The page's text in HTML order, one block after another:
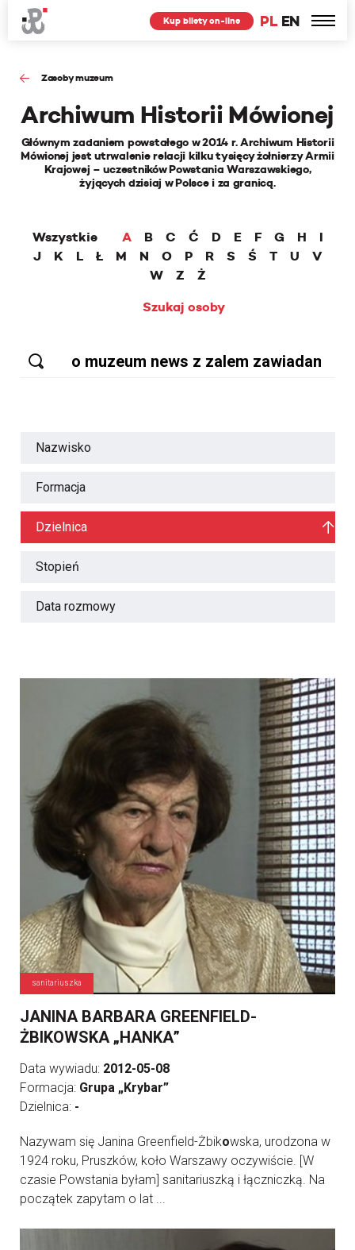
PL EN
Kup bilety on-line
Zasoby muzeum
Archiwum Historii Mówionej
Głównym zadaniem powstałego w 2014 r. Archiwum Historii
Mówionej jest utrwalenie relacji kilku tysięcy żołnierzy Armii
Krajowej – uczestników Powstania Warszawskiego,
żyjących dzisiaj w Polsce i za granicą.
Wszystkie A B C Ć D E F G H
I
J
K L Ł M N O P R S Ś T U
V
W
Z
Ż
Szukaj osoby
Nazwisko
Formacja
Dzielnica
Stopień
Data rozmowy
sanitariuszka
JANINA BARBARA GREENFIELD-
ŻBIKOWSKA „HANKA”
Data wywiadu: 2012-05-08
Formacja: Grupa „Krybar”
Dzielnica: -
Nazywam się Janina Greenfield-Żbikowska, urodzona w
1924 roku, Pruszków, koło Warszawy oczywiście. [W
czasie Powstania byłam] sanitariuszką i łączniczką. Na
początek zapytam o lat ...